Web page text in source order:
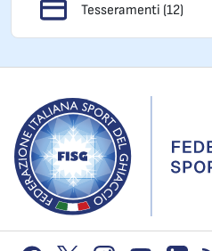
Tesseramenti (12)